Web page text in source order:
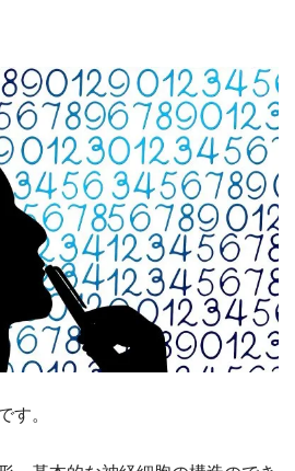
す。